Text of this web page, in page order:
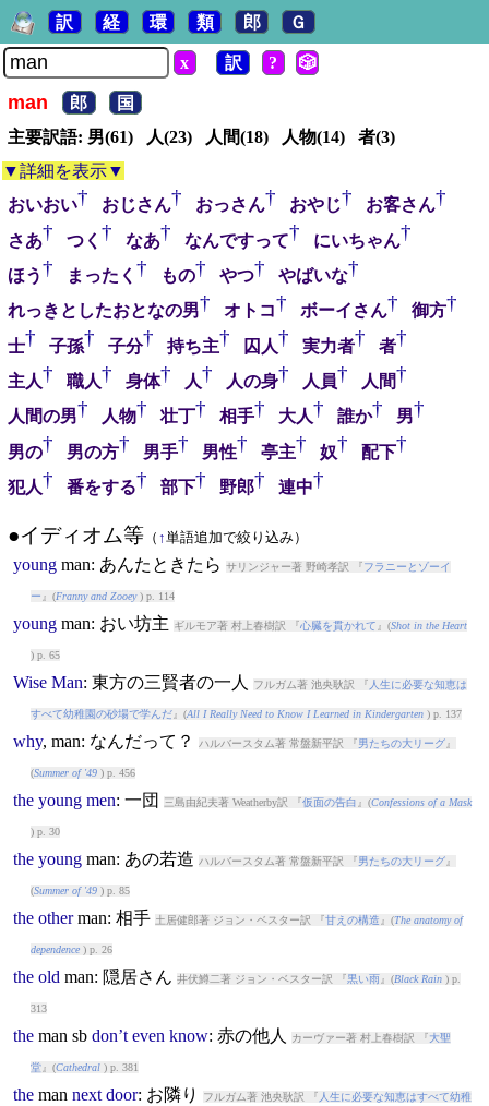
訳 経 環 類 郎 Ｇ
x 訳 ? 🎲
man 郎
国
主要訳語: 男(61) 人(23) 人間(18) 人物(14) 者(3)
▼詳細を表示▼
おいおい† おじさん† おっさん† おやじ† お客さん†
さあ† つく † なあ† なんですって† にいちゃん†
ほう† まったく † もの† やつ† やばいな†
れっきとしたおとなの男† オトコ† ボーイさん† 御方†
士† 子孫† 子分† 持ち主† 囚人† 実力者† 者†
主人† 職人† 身体† 人† 人の身† 人員† 人間†
人間の男† 人物† 壮丁† 相手† 大人† 誰か† 男†
男の† 男の方† 男手† 男性† 亭主† 奴† 配下†
犯人† 番をする† 部下† 野郎† 連中†
●イディオム等（ ↑単語追加で絞り込み）
young man: あんたときたら サリンジャー著 野崎孝訳 『フラニーとゾーイ
ー 』(Franny and Zooey) p. 114
young man: おい坊主 ギルモア著 村上春樹訳 『心臓を貫かれて 』(Shot in the Heart
) p. 65
Wise Man: 東方の三賢者の一人 フルガム著 池央耿訳 『 人生に必要な知恵は
すべて幼稚園の砂場で学んだ』(All I Really Need to Know I Learned in Kindergarten) p. 137
why, man: なんだって？ ハルバースタム著 常盤新平訳 『男たちの大リーグ』
(Summer of '49) p. 456
the young men: 一団 三島由紀夫著 Weatherby訳 『仮面の告白 』(Confessions of a Mask
) p. 30
the young man: あの若造 ハルバースタム著 常盤新平訳 『男たちの大リーグ』
(Summer of '49) p. 85
the other man: 相手 土居健郎著 ジョン・ベスター訳 『甘えの構造 』(The anatomy of
dependence) p. 26
the old man: 隠居さん 井伏鱒二著 ジョン・ベスター訳 『黒い雨』(Black Rain) p.
313
the man sb don’t even know: 赤の他人 カーヴァー著 村上春樹訳 『大聖
堂』(Cathedral) p. 381
the man next door: お隣り フルガム著 池央耿訳 『 人生に必要な知恵はすべて幼稚